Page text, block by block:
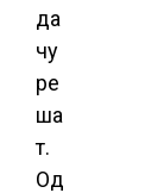
да
чу
ре
ша
т.
Од